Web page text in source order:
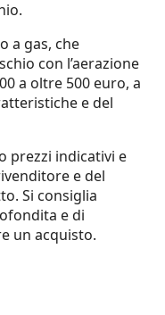
a gas, che
con l’aerazione
a oltre 500 euro, a
e del
prezzi indicativi e
e del
Si consiglia
e di
un acquisto.